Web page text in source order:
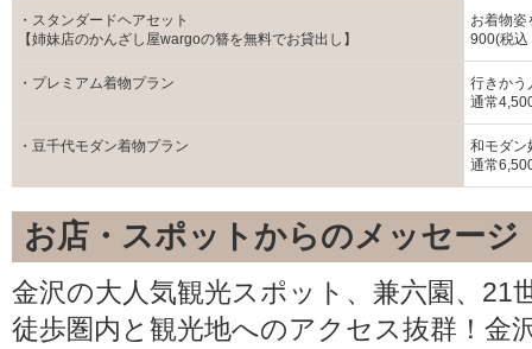
・スタンダードヘアセット
【姉妹店のかんざし屋wargoの簪を無料でお貸出し】
お着物姿
900(税
・プレミアム着物プラン
行きかう
通常
・豆千代モダン着物プラン
和モダン
通常
お店・スポットからのメッセージ
金沢の大人気観光スポット、兼六園、21
徒歩圏内と観光地へのアクセス抜群！金